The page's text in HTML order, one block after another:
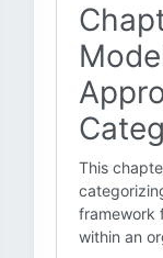
This
framework
within an